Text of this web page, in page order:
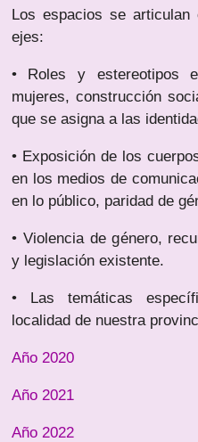
Los espacios se articulan
ejes:
• Roles y estereotipos
mujeres, construcción
que se asigna a las
• Exposición de los
en los medios de
en lo público, paridad de
• Violencia de género,
y legislación existente.
• Las temáticas
localidad de nuestra
Año 2020
Año 2021
Año 2022